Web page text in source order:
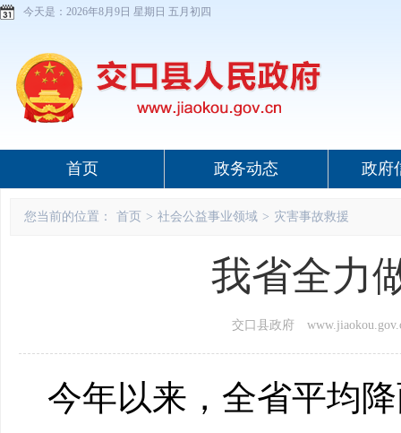
今天是： 2026年8月9日 星期日 五月初四
首页 政务动态 政府
您当前的位置： 首页 > 社会公益事业领域 > 灾害事故救援
我省全力
交口县政府
今年以来，全省平均